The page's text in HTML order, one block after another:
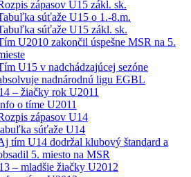
zápasov U15 zákl. sk.
súťaže U15 o 1.-8.m.
súťaže U15 zákl. sk.
U2010 zakončil úspešne MSR na 5.
U15 v nadchádzajúcej sezóne
nadnárodnú ligu EGBL
– žiačky rok U2011
o tíme U2011
zápasov U14
súťaže U14
tím U14 dodržal klubový štandard a
5. miesto na MSR
– mladšie žiačky U2012